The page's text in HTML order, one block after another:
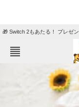
🎁 Switch 2もあたる！ プレゼ